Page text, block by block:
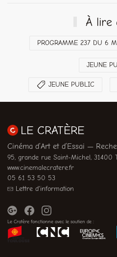
À lire
PROGRAMME 237 DU 6
JEUNE
JEUNE PUBLIC
LE CRATÈRE
Cinéma d’Art et d’Essai —
95, grande rue Saint-Michel, 31400
www.cinemalecratere.fr
05 61 53 50 53
Lettre d'information
Le Cratère fonctionne avec le soutien de :